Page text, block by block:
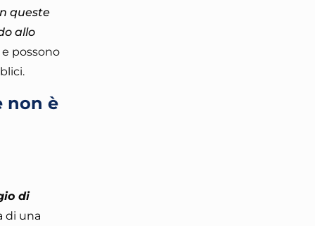
queste
allo
possono
non è
di
di una